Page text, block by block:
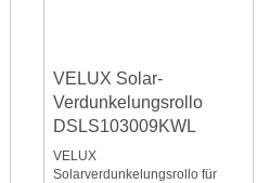
VELUX Solar-
Verdunkelungsrollo
DSLS103009KWL
VELUX
Solarverdunkelungsrollo für